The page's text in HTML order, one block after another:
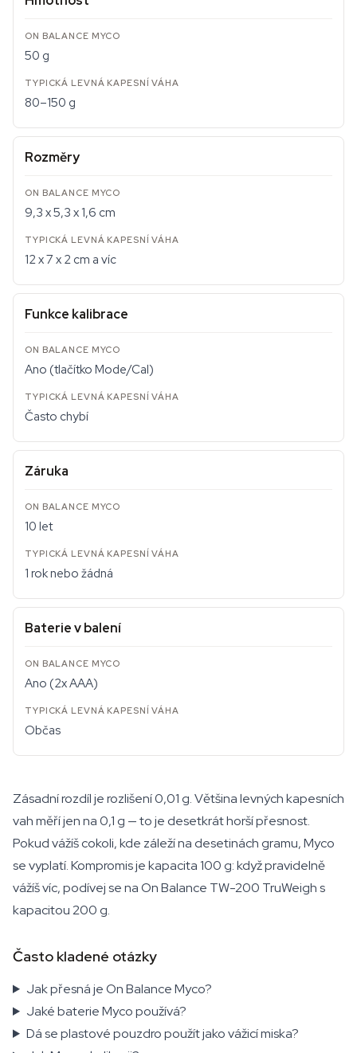
50 g
80–150 g
Rozměry
9,3 x 5,3 x 1,6 cm
12 x 7 x 2 cm a víc
Funkce kalibrace
Ano (tlačítko Mode/Cal)
Často chybí
Záruka
10 let
1 rok nebo žádná
Baterie v balení
Ano (2x AAA)
Občas
Zásadní rozdíl je rozlišení 0,01 g. Většina levných kapesních
vah měří jen na 0,1 g — to je desetkrát horší přesnost.
Pokud vážíš cokoli, kde záleží na desetinách gramu, Myco
se vyplatí. Kompromis je kapacita 100 g: když pravidelně
vážíš víc, podívej se na On Balance TW-200 TruWeigh s
kapacitou 200 g.
Často kladené otázky
Jak přesná je On Balance Myco?
Jaké baterie Myco používá?
Dá se plastové pouzdro použít jako vážicí miska?